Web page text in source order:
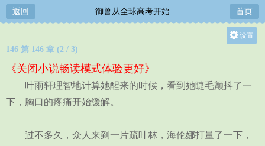
返回 御兽从全球高考开始 首页
设置
中
146 第 146 章 (2 / 3)
《关闭小说畅读模式体验更好》
叶雨轩理智地计算她醒来的时候，看到她睫毛颤抖了一
下，胸口的疼痛开始缓解。
过不多久，众人来到一片疏叶林，海伦娜打量了一下，